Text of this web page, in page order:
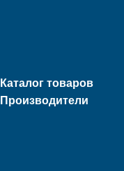
Каталог товаров
Производители